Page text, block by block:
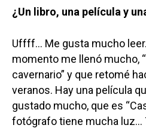
¿Un libro, una película y
Uffff… Me gusta mucho
momento me llenó mucho,
cavernario” y que retomé
veranos. Hay una película
gustado mucho, que es
fotógrafo tiene mucha luz…